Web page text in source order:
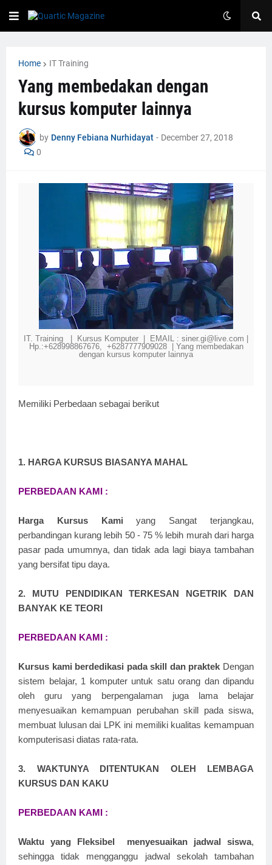
Home IT Training
Yang membedakan dengan
kursus komputer lainnya
by Denny Febiana Nurhidayat - December 27, 2018
0
IT. Training | Kursus Komputer | EMAIL : siner.gi@live.com |
Hp.:+628998867676, +6287777909028 | Yang membedakan
dengan kursus komputer lainnya
Memiliki Perbedaan sebagai berikut
1. HARGA KURSUS BIASANYA MAHAL
PERBEDAAN KAMI :
Harga Kursus Kami yang Sangat terjangkau,
perbandingan kurang lebih 50 - 75 % lebih murah dari harga
pasar pada umumnya, dan tidak ada lagi biaya tambahan
yang bersifat tipu daya.
2. MUTU PENDIDIKAN TERKESAN NGETRIK DAN
BANYAK KE TEORI
PERBEDAAN KAMI :
Kursus kami berdedikasi pada skill dan praktek Dengan
sistem belajar, 1 komputer untuk satu orang dan dipandu
oleh guru yang berpengalaman juga lama belajar
menyesuaikan kemampuan perubahan skill pada siswa,
membuat lulusan dai LPK ini memiliki kualitas kemampuan
komputerisasi diatas rata-rata.
3. WAKTUNYA DITENTUKAN OLEH LEMBAGA
KURSUS DAN KAKU
PERBEDAAN KAMI :
Waktu yang Fleksibel menyesuaikan jadwal siswa,
sehingga tidak mengganggu jadwal sekolah tambahan